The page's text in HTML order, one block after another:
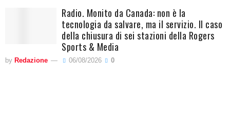
Radio. Monito da Canada: non è la
tecnologia da salvare, ma il servizio. Il caso
della chiusura di sei stazioni della Rogers
Sports & Media
by Redazione 06/08/2026 0